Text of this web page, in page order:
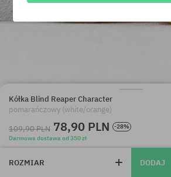
Kółka Blind Reaper Character
pomarańczowy (white/orange)
109,90 PLN 78,90 PLN
-28%
Darmowa dostawa od 350 zł
ROZMIAR DODAJ